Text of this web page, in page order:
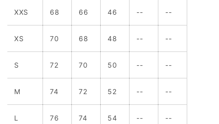
XXS 68 66 46 -- --
XS 70 68 48 -- --
S 72 70 50 -- --
M 74 72 52 -- --
L 76 74 54 -- --